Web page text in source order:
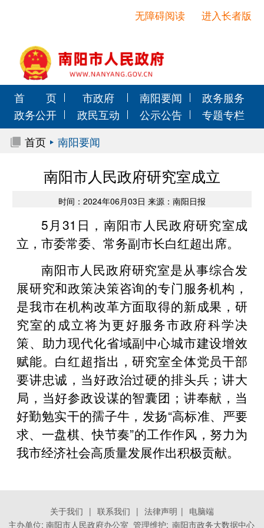
进入长者版
无障碍阅读
首 页 市政府 南阳要闻
政务服务
政务公开
政民互动 公示公告
专题专栏
首页
南阳要闻
南阳市人民政府研究室成立
时间：2024年06月03日 来源：南阳日报
5月31日，南阳市人民政府研究室成
立，市委常委、常务副市长白红超出席。
南阳市人民政府研究室是从事综合发
展研究和政策决策咨询的专门服务机构，
是我市在机构改革方面取得的新成果，研
究室的成立将为更好服务市政府科学决
策、助力现代化省域副中心城市建设增效
赋能。白红超指出，研究室全体党员干部
要讲忠诚，当好政治过硬的排头兵；讲大
局，当好参政设谋的智囊团；讲奉献，当
好勤勉实干的孺子牛，发扬“高标准、严要
求、一盘棋、快节奏”的工作作风，努力为
我市经济社会高质量发展作出积极贡献。
关于我们 | 联系我们 | 法律声明 | 电脑端
主办单位: 南阳市人民政府办公室 管理维护: 南阳市政务大数据中心